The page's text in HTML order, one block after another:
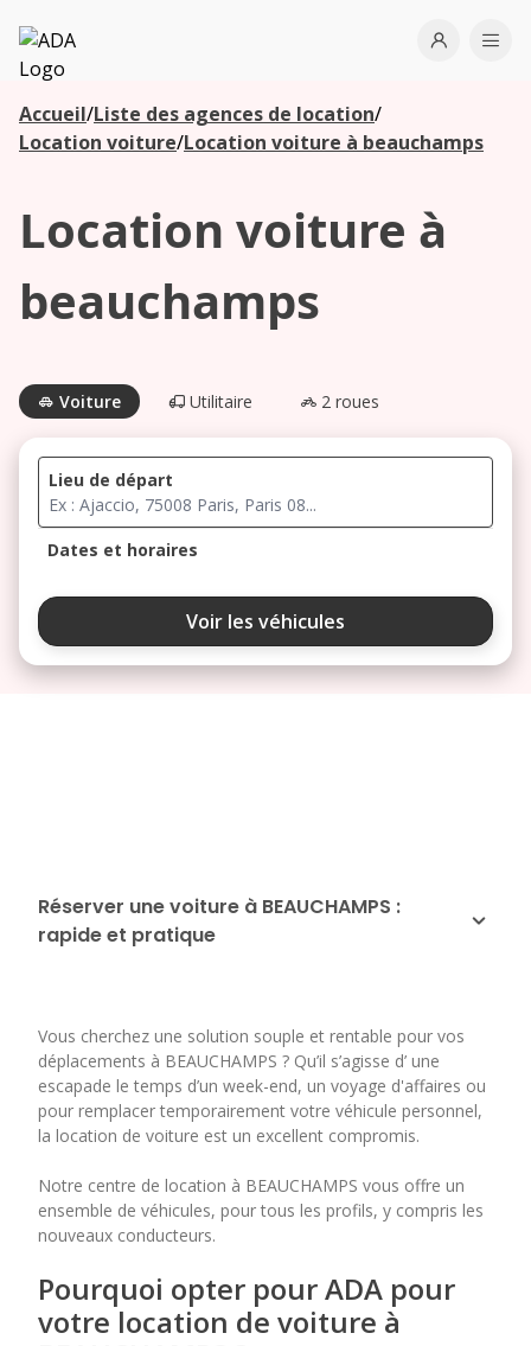
ADA
Open
Accueil/Liste des agences de location/
Location voiture/Location voiture à beauchamps
Location voiture à
beauchamps
Voiture Utilitaire 2 roues
Lieu de départ
Dates et horaires
août 2026
ma me
31
1
2 3
7 8 9 10 11
21 22 23 24 25
Voir les véhicules
Réserver une voiture à BEAUCHAMPS :
rapide et pratique
Vous cherchez une solution souple et rentable pour vos
déplacements à BEAUCHAMPS ? Qu’il s’agisse d’ une
escapade le temps d’un week-end, un voyage d'affaires ou
pour remplacer temporairement votre véhicule personnel,
la location de voiture est un excellent compromis.
Notre centre de location à BEAUCHAMPS vous offre un
ensemble de véhicules, pour tous les profils, y compris les
nouveaux conducteurs.
Pourquoi opter pour ADA pour
votre location de voiture à
Les
agences à
Commencez
votre
agences à
proximité